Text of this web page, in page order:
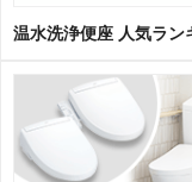
温水洗浄便座 人気ラン